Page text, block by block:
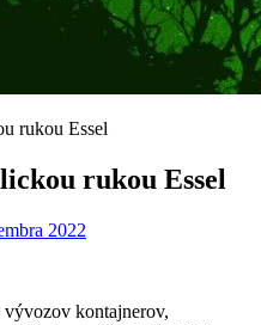
rukou Essel
2022
vývozov kontajnerov,